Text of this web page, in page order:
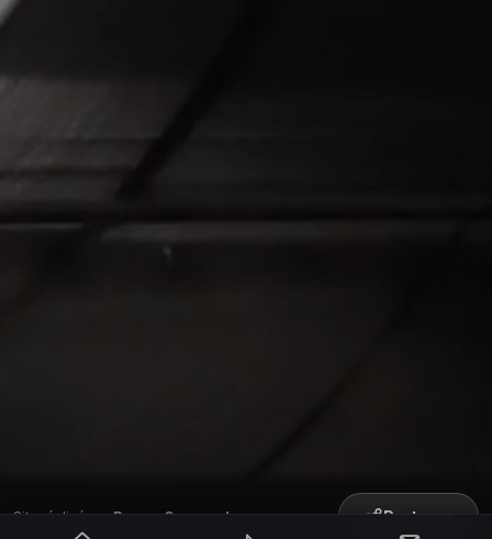
Site réalisé parRepereCom·adm Partager